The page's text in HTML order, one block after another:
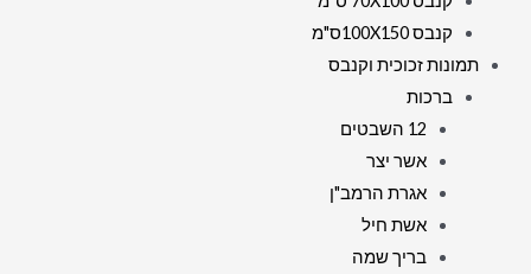
קנבס 100X150ס"מ
תמונות זכוכית וקנבס
ברכות
12 השבטים
אשר יצר
אגרת הרמב"ן
אשת חיל
בריך שמה